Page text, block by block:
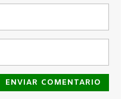
ENVIAR COMENTARIO